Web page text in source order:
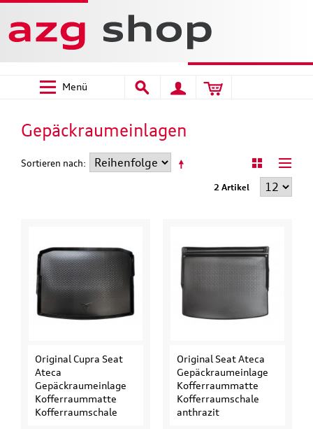
Menü
Gepäckraumeinlagen
Sortieren nach
2 Artikel
Original Cupra Seat
Ateca
Gepäckraumeinlage
Kofferraummatte
Kofferraumschale
Original Seat Ateca
Gepäckraumeinlage
Kofferraummatte
Kofferraumschale
anthrazit